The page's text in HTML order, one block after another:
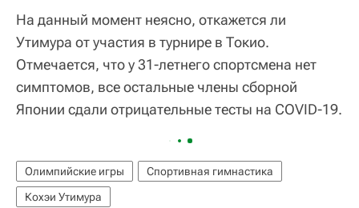
На данный момент неясно, откажется ли
Утимура от участия в турнире в Токио.
Отмечается, что у 31-летнего спортсмена нет
симптомов, все остальные члены сборной
Японии сдали отрицательные тесты на COVID-19.
Олимпийские игры
Спортивная гимнастика
Кохэи Утимура